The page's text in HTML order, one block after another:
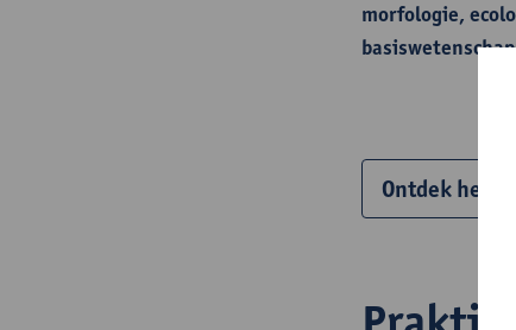
morfologie,
Ontdek het